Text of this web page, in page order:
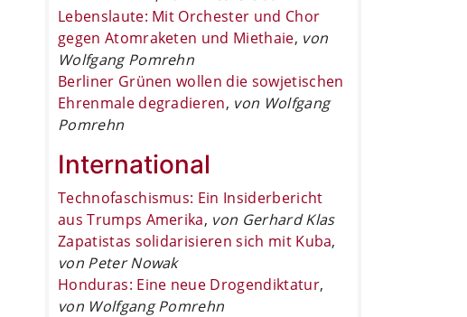
Lebenslaute: Mit Orchester und Chor
gegen Atomraketen und Miethaie, von
Wolfgang Pomrehn
Berliner Grünen wollen die sowjetischen
Ehrenmale degradieren, von Wolfgang
Pomrehn
International
Technofaschismus: Ein Insiderbericht
aus Trumps Amerika, von Gerhard Klas
Zapatistas solidarisieren sich mit Kuba,
von Peter Nowak
Honduras: Eine neue Drogendiktatur,
von Wolfgang Pomrehn